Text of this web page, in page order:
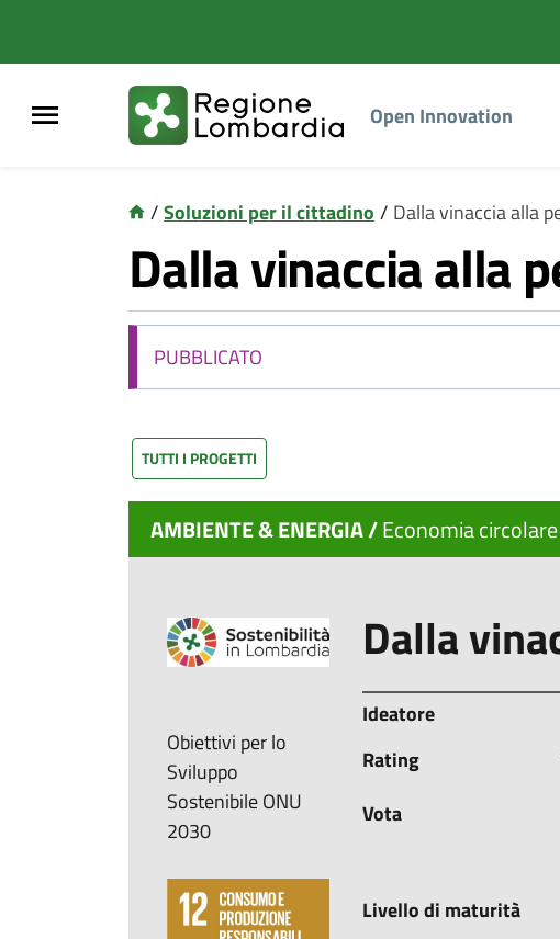
Open Innovation
/Soluzioni per il cittadino / Dalla vinaccia alla
Dalla vinaccia alla
PUBBLICATO
TUTTI I PROGETTI
AMBIENTE & ENERGIA /Economia circolare
Obiettivi per lo
Sviluppo
Sostenibile ONU
2030
Dalla
Ideatore
Rating
Vota
Livello di maturità